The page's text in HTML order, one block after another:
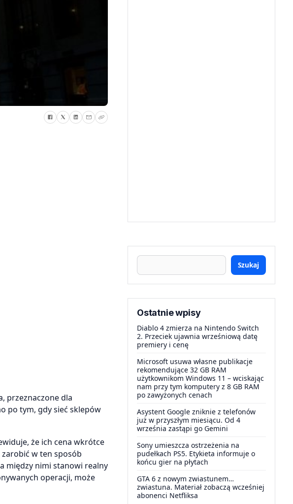
przeznaczone dla
po tym, gdy sieć sklepów
że ich cena wkrótce
w ten sposób
między nimi stanowi realny
operacji, może
Szukaj
Ostatnie wpisy
Diablo 4 zmierza na Nintendo Switch
2. Przeciek ujawnia wrześniową datę
premiery i cenę
Microsoft usuwa własne publikacje
rekomendujące 32 GB RAM
użytkownikom Windows 11 – wciskając
nam przy tym komputery z 8 GB RAM
po zawyżonych cenach
Asystent Google zniknie z telefonów
już w przyszłym miesiącu. Od 4
września zastąpi go Gemini
Sony umieszcza ostrzeżenia na
pudełkach PS5. Etykieta informuje o
końcu gier na płytach
GTA 6 z nowym zwiastunem…
zwiastuna. Materiał zobaczą wcześniej
abonenci Netfliksa